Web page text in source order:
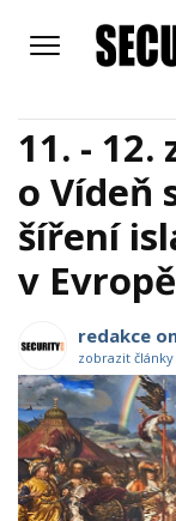
11. - 12.
o Vídeň
šíření
v Evropě
redakce
zobrazit